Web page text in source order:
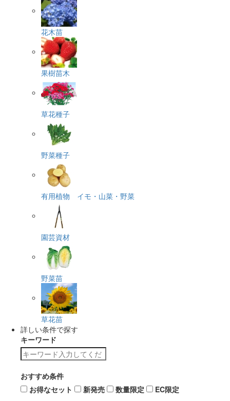
花木苗
果樹苗木
草花種子
野菜種子
有用植物 イモ・山菜・野菜
園芸資材
野菜苗
草花苗
詳しい条件で探す
キーワード
おすすめ条件
お得なセット
新発売 数量限定 EC限定